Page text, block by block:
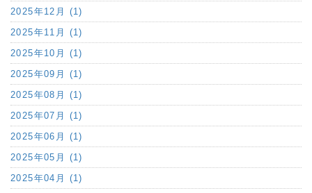
2025年12月 (1)
2025年11月 (1)
2025年10月 (1)
2025年09月 (1)
2025年08月 (1)
2025年07月 (1)
2025年06月 (1)
2025年05月 (1)
2025年04月 (1)